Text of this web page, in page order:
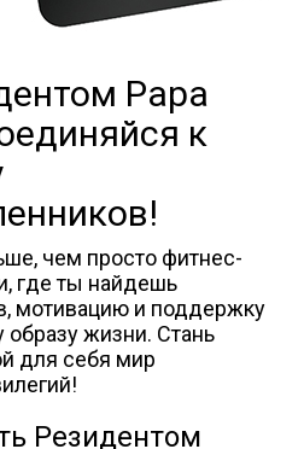
Papa
к
чем просто фитнес-
где ты найдешь
мотивацию и поддержку
образу жизни. Стань
для себя мир
Резидентом